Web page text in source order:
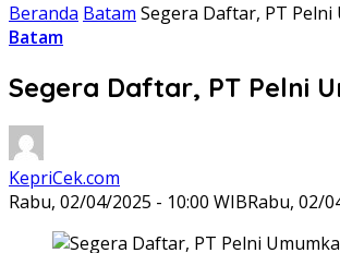
Beranda Batam Segera Daftar, PT
Batam
Segera Daftar, PT Pelni
KepriCek.com
Rabu, 02/04/2025 - 10:00 WIBRabu, 02/